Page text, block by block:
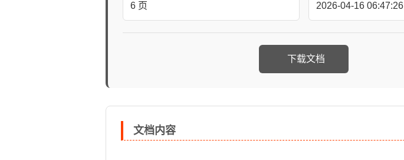
6 页 2026-04-16 06:47:26
下载文档
文档内容